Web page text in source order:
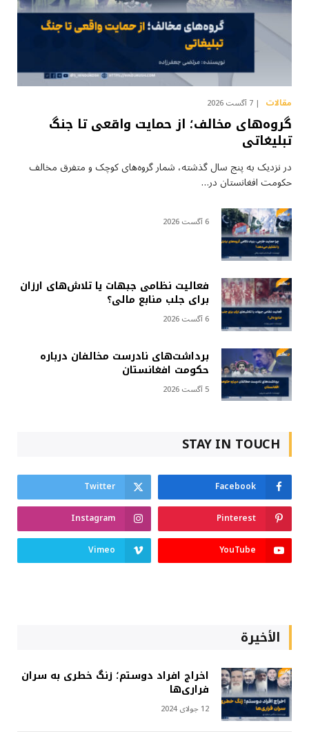
مقالات 7 آگست 2026
گروه‌های مخالف؛ از حمایت واقعی تا جنگ
تبلیغاتی
در نزدیک به پنج سال گذشته، شمار گروه‌های کوچک و متفرق مخالف
حکومت افغانستان در…
6 آگست 2026
فعالیت نظامی جبهات یا تلاش‌های ارزان
برای جلب منابع مالی؟
6 آگست 2026
برداشت‌های نادرست مخالفان درباره
حکومت افغانستان
5 آگست 2026
STAY IN TOUCH
Facebook
Twitter
Pinterest
Instagram
YouTube
Vimeo
الأخيرة
اخراج افراد دوستم؛ زنگ خطری به سران
فراری‌ها
12 جولای 2024